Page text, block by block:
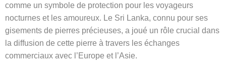
comme un symbole de protection pour les voyageurs
nocturnes et les amoureux. Le Sri Lanka, connu pour ses
gisements de pierres précieuses, a joué un rôle crucial dans
la diffusion de cette pierre à travers les échanges
commerciaux avec l’Europe et l’Asie.